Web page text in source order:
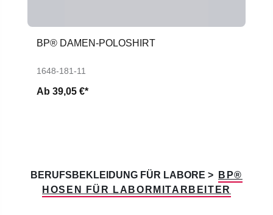
BP® DAMEN-POLOSHIRT
1648-181-11
Ab 39,05 €*
BERUFSBEKLEIDUNG FÜR LABORE >
BP®
HOSEN FÜR LABORMITARBEITER